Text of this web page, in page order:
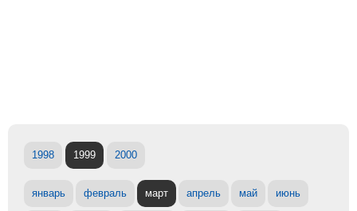
1998 1999 2000
январь февраль март апрель май июнь